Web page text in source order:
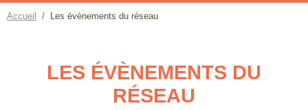
Accueil Les évènements du réseau
LES ÉVÈNEMENTS DU
RÉSEAU